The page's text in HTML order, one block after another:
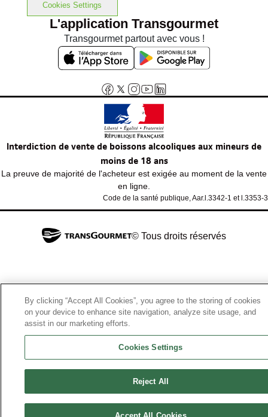
Cookies Settings
L'application Transgourmet
Transgourmet partout avec vous !
Interdiction de vente de boissons alcooliques aux mineurs de
moins de 18 ans
La preuve de majorité de l'acheteur est exigée au moment de la vente
en ligne.
Code de la santé publique, Aar.l.3342-1 et l.3353-3
© Tous droits réservés
By clicking “Accept All Cookies”, you agree to the storing of cookies
on your device to enhance site navigation, analyze site usage, and
assist in our marketing efforts.
Cookies Settings
Reject All